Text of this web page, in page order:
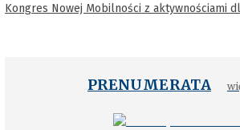
Kongres Nowej Mobilności z aktywnościami
PRENUMERATA